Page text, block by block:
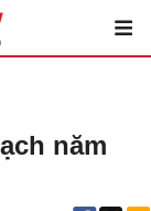
năm